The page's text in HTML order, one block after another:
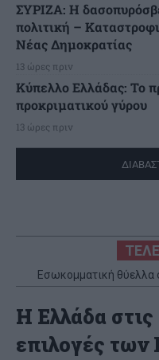
ΣΥΡΙΖΑ: Η
πολιτική –
Νέας Δημοκρατίας
13 ώρες πριν
Κύπελλο Ελλάδας: Το
προκριματικού γύρου
13 ώρες πριν